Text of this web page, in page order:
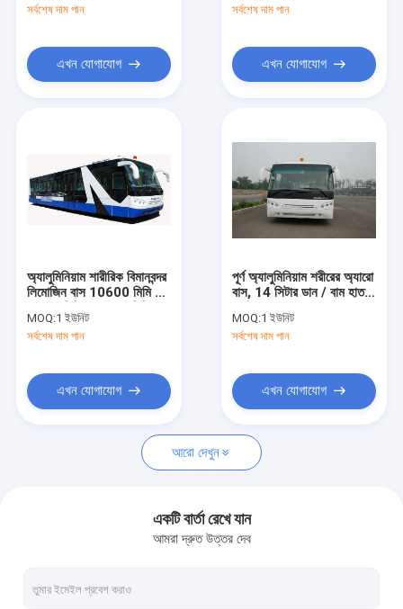
আমাদের সম্পর্কে
কারখানা ভ্রমণ
যোগাযোগ করুন
উদ্ধৃতির জন্য আবেদন
বিমানবন্দর Apron বাস
বিমানবন্দর অ্যাম্বুলিফ্ট
সর্বশেষ দাম পান
এখন যোগাযোগ
সর্বশেষ দাম পান
এখন যোগাযোগ
অ্যালুমিনিয়াম শারীরিক বিমানবন্দর
লিমোজিন বাস 10600 মিমি ×
MOQ:1 ইউনিট
সর্বশেষ দাম পান
এখন যোগাযোগ
পূর্ণ অ্যালুমিনিয়াম শরীরের অ্যারো
বাস, 14 সিটার ডান / বাম হাত
MOQ:1 ইউনিট
সর্বশেষ দাম পান
এখন যোগাযোগ
আরো দেখুন
একটি বার্তা রেখে যান
আমরা দ্রুত উত্তর দেব